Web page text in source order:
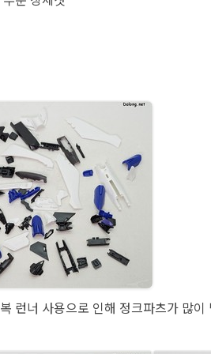
런너 사용으로 인해 정크파츠가 많이